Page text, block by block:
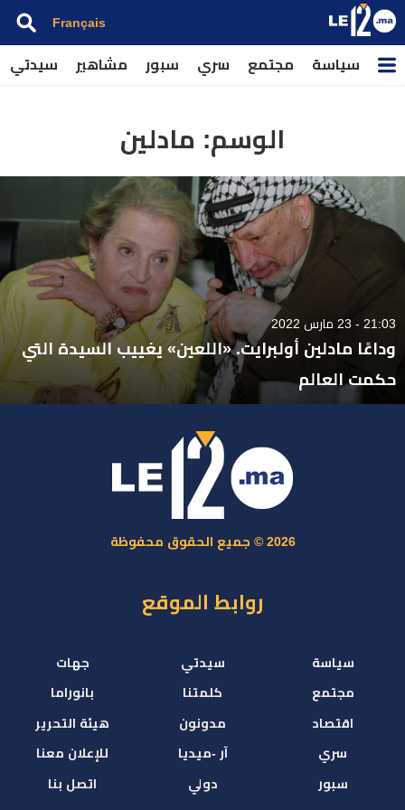
Français
سياسة مجتمع سري سبور مشاهير سيدتي
الوسم: مادلين
21:03 - 23 مارس 2022
وداعًا مادلين أولبرايت. «اللعين» يغييب السيدة التي
حكمت العالم
2026 © جميع الحقوق محفوظة
روابط الموقع
سياسة
مجتمع
اقتصاد
سري
سبور
سيدتي
كلمتنا
مدونون
آر -ميديا
دولي
جهات
بانوراما
هيئة التحرير
للإعلان معنا
اتصل بنا